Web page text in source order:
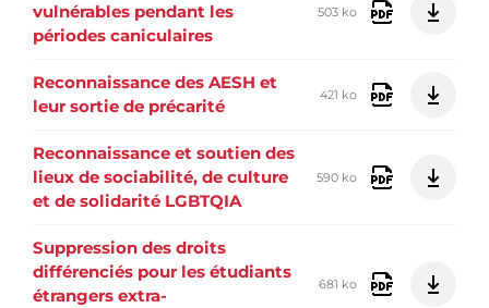
vulnérables pendant les
périodes caniculaires
503 ko
Reconnaissance des AESH et
leur sortie de précarité
421 ko
Reconnaissance et soutien des
lieux de sociabilité, de culture
et de solidarité LGBTQIA
590 ko
Suppression des droits
différenciés pour les étudiants
étrangers extra-
681 ko